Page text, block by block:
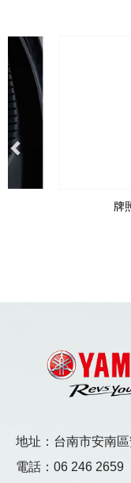
Previous
地址：台南市安南
電話： 06 246 2659